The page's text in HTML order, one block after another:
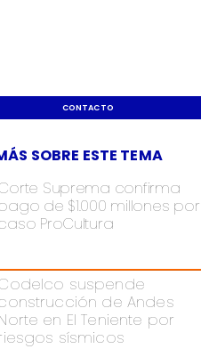
CONTACTO
Suprema confirma
de $1.000 millones por
ProCultura
suspende
de Andes
en El Teniente por
sísmicos
SOBRE ESTE TEMA